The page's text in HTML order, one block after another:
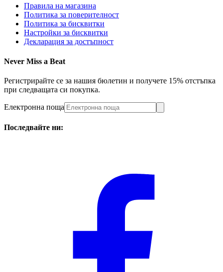
Правила на магазина
Политика за поверителност
Политика за бисквитки
Настройки за бисквитки
Декларация за достъпност
Never Miss a Beat
Регистрирайте се за нашия бюлетин и получете 15% отстъпка
при следващата си покупка.
Електронна поща
Последвайте ни: